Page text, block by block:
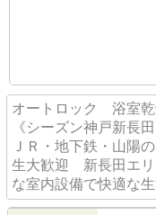
オートロック 浴室
《シーズン神戸新長
ＪＲ・地下鉄・山陽
生大歓迎 新長田エ
な室内設備で快適な